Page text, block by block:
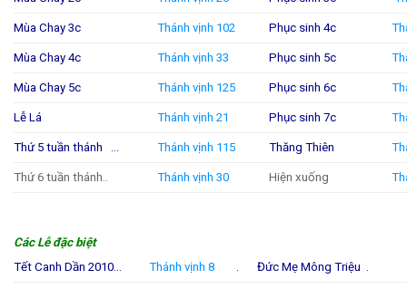
Mùa Chay 3c Thánh vịnh 102 Phục sinh 4c
Mùa Chay 4c Thánh vịnh 33 Phục sinh 5c
Mùa Chay 5c Thánh vịnh 125 Phục sinh 6c
Lễ Lá Thánh vịnh 21 Phục sinh 7c
Thứ 5 tuần thánh … Thánh vịnh 115 Thăng Thiên
Thứ 6 tuần thánh.. Thánh vịnh 30 Hiện xuống
Các Lễ đặc biệt
Tết Canh Dần 2010…
Thánh vịnh 8 . Đức Mẹ Mông Triệu .